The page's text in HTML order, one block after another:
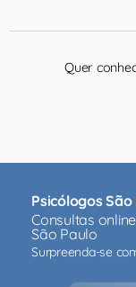
Quer
Psicólogos São
Consultas
São Paulo
Surpreenda-se